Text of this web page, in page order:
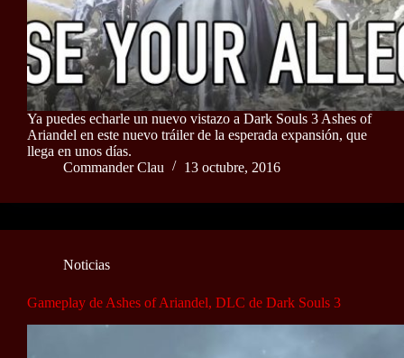
Ya puedes echarle un nuevo vistazo a Dark Souls 3 Ashes of
Ariandel en este nuevo tráiler de la esperada expansión, que
llega en unos días.
Commander Clau
13 octubre, 2016
Noticias
Gameplay de Ashes of Ariandel, DLC de Dark Souls 3